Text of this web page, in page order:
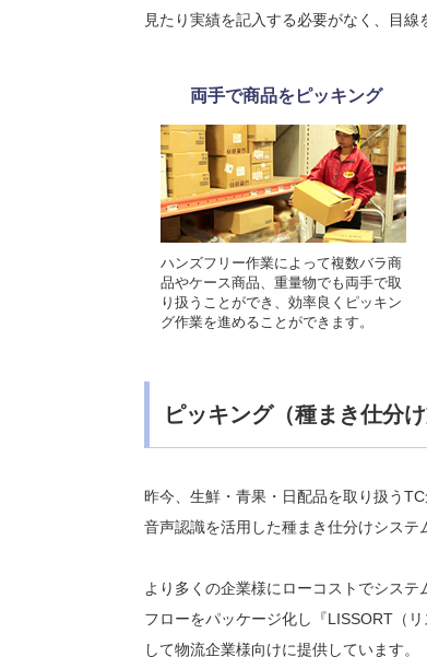
見たり実績を記入する必要がなく、目
両手で商品をピッキング
ハンズフリー作業によって複数バラ商
品やケース商品、重量物でも両手で取
り扱うことができ、効率良くピッキン
グ作業を進めることができます。
ピッキング（種まき仕分け
昨今、生鮮・青果・日配品を取り扱う
音声認識を活用した種まき仕分けシステ
より多くの企業様にローコストでシス
フローをパッケージ化し『LISSORT（
して物流企業様向けに提供しています。